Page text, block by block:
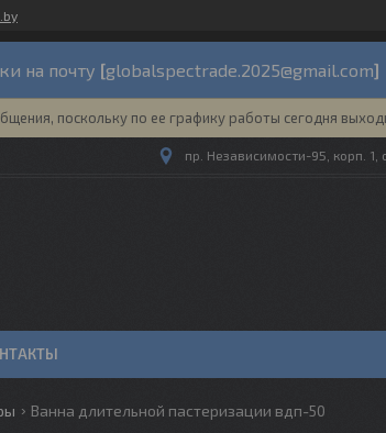
на почту [globalspectrade.2025@gmail.com]
поскольку по ее графику работы сегодня
пр. Независимости-95, корп. 1,
Ванна длительной пастеризации вдп-50